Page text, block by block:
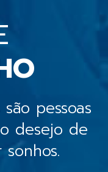
pessoas
desejo de